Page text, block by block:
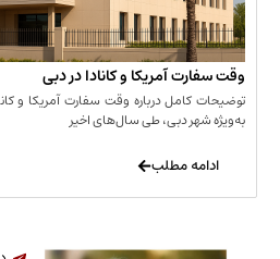
آمریکا و کانادا در دبی
درباره وقت سفارت آمریکا و کانادا در دبی:
دبی، طی سال‌های اخیر